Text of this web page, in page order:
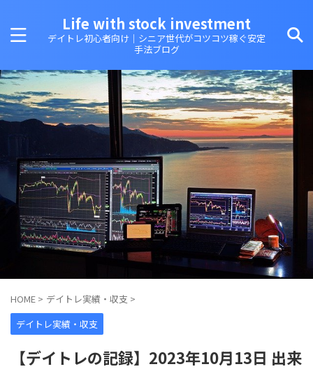
Life with stock investment
デイトレ初心者向け｜シニア世代がコツコツ稼ぐ安定
手法ブログ
HOME > デイトレ実績・収支 >
デイトレ実績・収支
【デイトレの記録】2023年10月13日 出来